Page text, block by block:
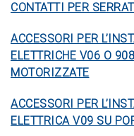
CONTATTI PER
ACCESSORI PER
ELETTRICHE V06 O
MOTORIZZATE
ACCESSORI PER
ELETTRICA V09 SU